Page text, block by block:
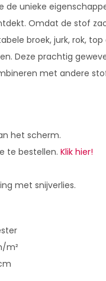
de unieke
Omdat de stof
broek, jurk, rok,
Deze prachtig
met andere
het scherm.
te bestellen. Klik hier!
met snijverlies.
m²